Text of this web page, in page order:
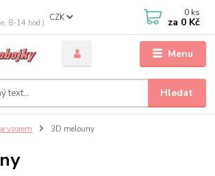
Menu
CZK
Hledat
8-14 hod.)
0 ks
za 0 Kč
vzorem 3D melouny